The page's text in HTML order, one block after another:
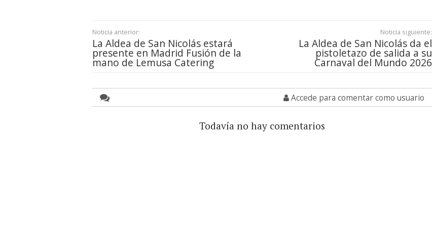
Noticia anterior:
La Aldea de San Nicolás estará
presente en Madrid Fusión de la
mano de Lemusa Catering
Noticia siguiente:
La Aldea de San Nicolás da el
pistoletazo de salida a su
Carnaval del Mundo 2026
Accede para comentar como usuario
Todavía no hay comentarios